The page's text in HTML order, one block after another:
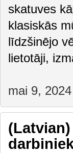
skatuves
klasiskās
līdzšinējo
lietotāji,
mai 9, 2024